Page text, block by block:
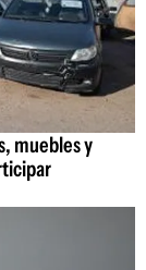
muebles y